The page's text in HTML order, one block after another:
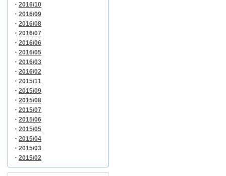
・ 2016/10
・ 2016/09
・ 2016/08
・ 2016/07
・ 2016/06
・ 2016/05
・ 2016/03
・ 2016/02
・ 2015/11
・ 2015/09
・ 2015/08
・ 2015/07
・ 2015/06
・ 2015/05
・ 2015/04
・ 2015/03
・ 2015/02